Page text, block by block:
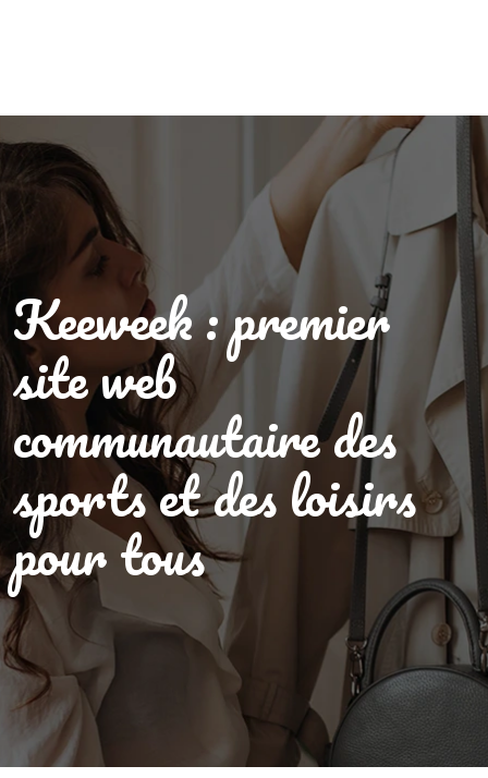
Keeweek : premier
site web
communautaire des
sports et des loisirs
pour tous